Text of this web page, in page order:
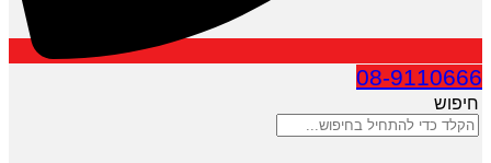
08-9110666
חיפוש